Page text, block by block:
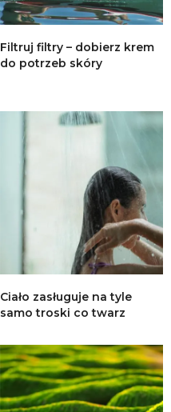
Filtruj filtry – dobierz krem
do potrzeb skóry
Ciało zasługuje na tyle
samo troski co twarz